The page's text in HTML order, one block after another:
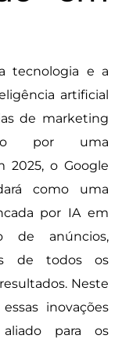
tecnologia e a
artificial
de marketing
por uma
2025, o Google
como uma
por IA em
de anúncios,
de todos os
Neste
inovações
para os